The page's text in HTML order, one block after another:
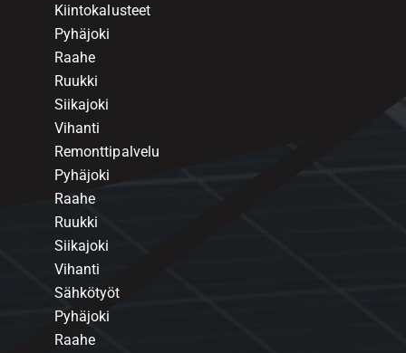
Kiintokalusteet
Pyhäjoki
Raahe
Ruukki
Siikajoki
Vihanti
Remonttipalvelu
Pyhäjoki
Raahe
Ruukki
Siikajoki
Vihanti
Sähkötyöt
Pyhäjoki
Raahe